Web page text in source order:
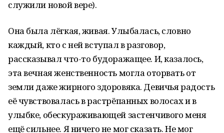
служили новой вере).
Она была лёгкая, живая. Улыбалась, словно
каждый, кто с ней вступал в разговор,
рассказывал что-то будоражащее. И, казалось,
эта вечная женственность могла оторвать от
земли даже жирного здоровяка. Девичья радость
её чувствовалась в растрёпанных волосах и в
улыбке, обескураживающей застенчивого меня
ещё сильнее. Я ничего не мог сказать. Не мог